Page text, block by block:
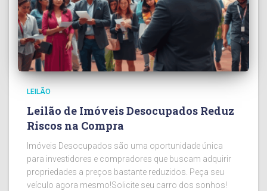
LEILÃO
Leilão de Imóveis Desocupados Reduz
Riscos na Compra
Imóveis Desocupados são uma oportunidade única
para investidores e compradores que buscam adquirir
propriedades a preços bastante reduzidos. Peça seu
veículo agora mesmo!Solicite seu carro dos sonhos!